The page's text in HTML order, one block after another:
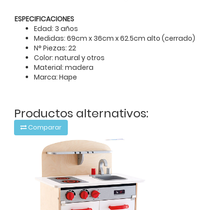
ESPECIFICACIONES
Edad: 3 años
Medidas: 69cm x 36cm x 62.5cm alto (cerrado)
N° Piezas: 22
Color: natural y otros
Material: madera
Marca: Hape
Productos alternativos:
Comparar